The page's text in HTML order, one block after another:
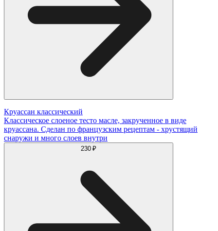
Круассан классический
Классическое слоеное тесто масле, закрученное в виде
круассана. Сделан по французским рецептам - хрустящий
снаружи и много слоев внутри
230 ₽